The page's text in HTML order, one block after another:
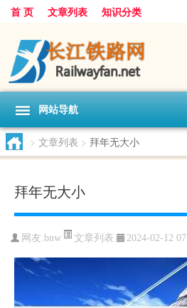
首 页 文章列表 知识分类
网站导航
> 文章列表 > 拜年无大小
拜年无大小
网友:bnw 文章列表 2024-02-12